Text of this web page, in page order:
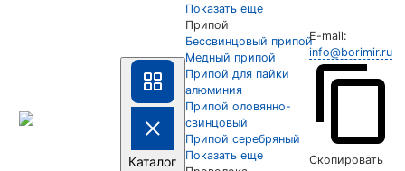
Каталог
Показать еще
Припой
Бессвинцовый припой
Медный припой
Припой для пайки
алюминия
Припой оловянно-
свинцовый
Припой серебряный
Показать еще
E-mail:
info@borimir.ru
Скопировать